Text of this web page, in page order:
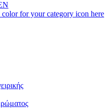
for your category icon here